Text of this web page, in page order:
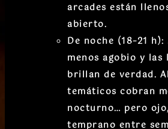
arcades están
abierto.
De noche (18–21 h):
menos agobio y las
brillan de verdad.
temáticos cobran
nocturno… pero
temprano entre